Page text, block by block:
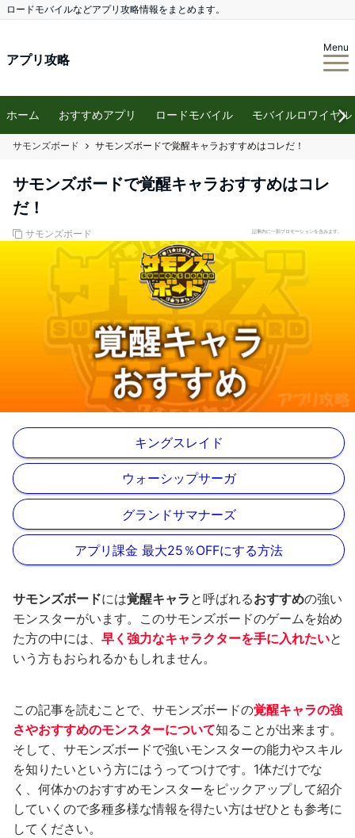
ロードモバイルなどアプリ攻略情報をまとめます。
アプリ攻略
Menu
ホーム おすすめアプリ ロードモバイル モバイルロワイヤル
サモンズボード サモンズボードで覚醒キャラおすすめはコレだ！
サモンズボードで覚醒キャラおすすめはコレ
だ！
サモンズボード 記事内に一部プロモーションを含みます。
キングスレイド
ウォーシップサーガ
グランドサマナーズ
アプリ課金 最大25％OFFにする方法
サモンズボードには覚醒キャラ と呼ばれるおすすめの強い
モンスターがいます。このサモンズボードのゲームを始め
た方の中には、 早く強力なキャラクターを手に入れたいと
いう方もおられるかもしれません。
この記事を読むことで、サモンズボードの覚醒キャラの強
さやおすすめのモンスターについて知ることが出来ます。
そして、サモンズボードで強いモンスターの能力やスキル
を知りたいという方にはうってつけです。1体だけでな
く、何体かのおすすめモンスターをピックアップして紹介
していくので多種多様な情報を得たい方はぜひとも参考に
してください。